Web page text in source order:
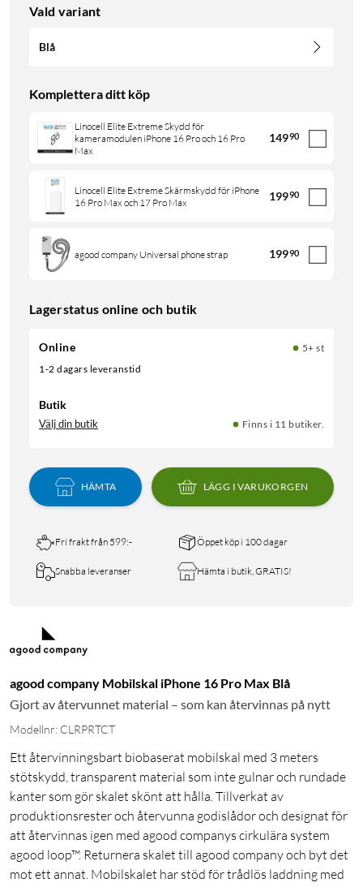
Vald variant
Blå
Komplettera ditt köp
Linocell Elite Extreme Skydd för
kameramodulen iPhone 16 Pro och 16 Pro
Max
14990
Linocell Elite Extreme Skärmskydd för iPhone
16 Pro Max och 17 Pro Max
19990
agood company Universal phone strap 19990
Lagerstatus online och butik
Online
5+ st
1-2 dagars leveranstid
Butik
Välj din butik Finns i 11 butiker.
HÄMTA LÄGG I VARUKORGEN
Fri frakt från 599:- Öppet köp i 100 dagar
Snabba leveranser Hämta i butik, GRATIS!
agood company Mobilskal iPhone 16 Pro Max Blå
Gjort av återvunnet material – som kan återvinnas på nytt
Modellnr: CLRPRTCT
Ett återvinningsbart biobaserat mobilskal med 3 meters
stötskydd, transparent material som inte gulnar och rundade
kanter som gör skalet skönt att hålla. Tillverkat av
produktionsrester och återvunna godislådor och designat för
att återvinnas igen med agood companys cirkulära system
agood loop™. Returnera skalet till agood company och byt det
mot ett annat. Mobilskalet har stöd för trådlös laddning med